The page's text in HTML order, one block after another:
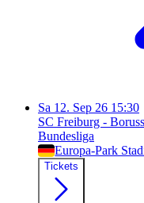
Sa 12. Sep 26 15:30
SC Freiburg -
Bundesliga
Europa-Park
Tickets